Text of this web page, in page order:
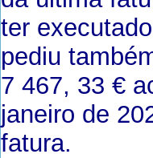
ter
pediu
7 467, 33 €
janeiro de
fatura.